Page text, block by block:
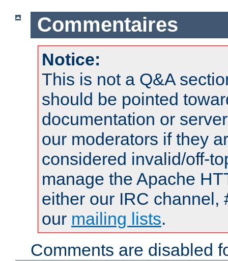
Commentaires
Notice:
This is not a Q&A
should be pointed
documentation or
our moderators if they
considered invalid/off-
manage the Apache
either our IRC channel,
our mailing lists.
Comments are disabled